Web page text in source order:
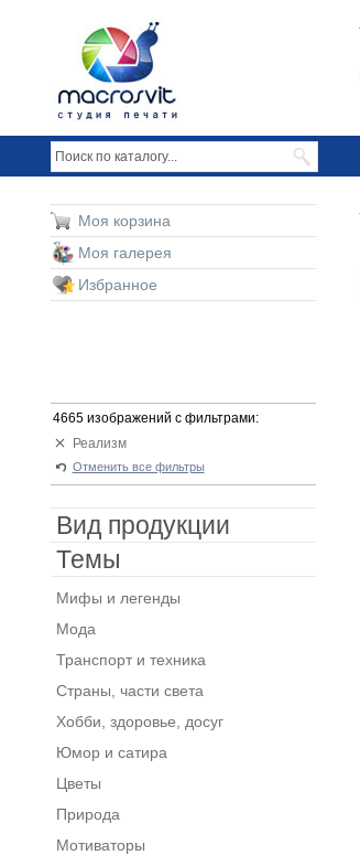
Моя корзина
Моя галерея
Избранное
4665 изображений с фильтрами:
Реализм
Отменить все фильтры
Вид продукции
Темы
Мифы и легенды
Мода
Транспорт и техника
Страны, части света
Хобби, здоровье, досуг
Юмор и сатира
Цветы
Природа
Мотиваторы